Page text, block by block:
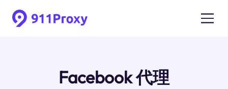
Facebook 代理